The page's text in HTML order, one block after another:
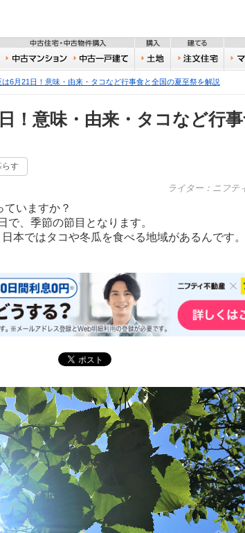
新築住宅・新築物件購入 中古住宅・中古物件購入
購入
新築一戸建て 中古マンション 中古一戸建て
土地 注
は6月21日！意味・由来・タコなど行事食と全国の夏至祭を解説
！意味・由来・タコなど行
す
ライター：ニフテ
いますか？
、季節の節目となります。
本ではタコや冬瓜を食べる地域があるんです。